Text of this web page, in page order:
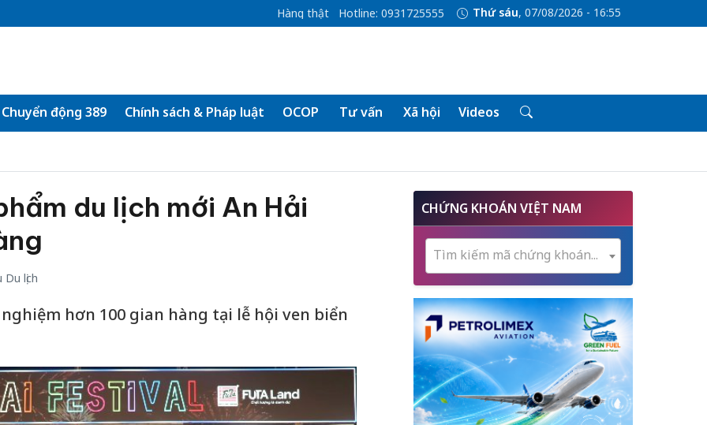
Hàng thật Hotline: 0931725555 Thứ sáu, 07/08/2026 - 16:55
Chuyển động 389 Chính sách & Pháp luật OCOP Tư vấn Xã hội Videos
du lịch mới An Hải
Du lịch
hơn 100 gian hàng tại lễ hội ven biển
CHỨNG KHOÁN VIỆT NAM
Tìm kiếm mã chứng khoán...